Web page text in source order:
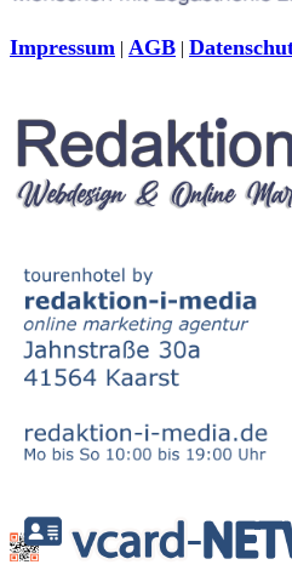
Impressum | AGB |